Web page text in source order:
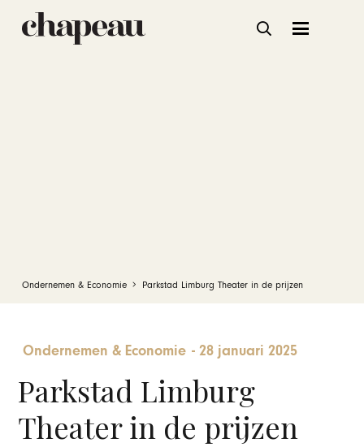
Ondernemen & Economie Parkstad Limburg Theater in de prijzen
Ondernemen & Economie -28 januari 2025
Parkstad Limburg
Theater in de prijzen